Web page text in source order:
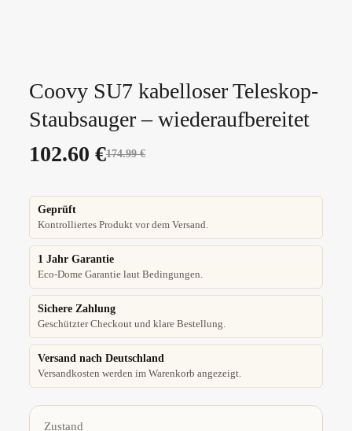
Coovy SU7 kabelloser Teleskop-
Staubsauger – wiederaufbereitet
174.99€
102.60 €
Geprüft
Kontrolliertes Produkt vor dem Versand.
1 Jahr Garantie
Eco-Dome Garantie laut Bedingungen.
Sichere Zahlung
Geschützter Checkout und klare Bestellung.
Versand nach Deutschland
Versandkosten werden im Warenkorb angezeigt.
Zustand